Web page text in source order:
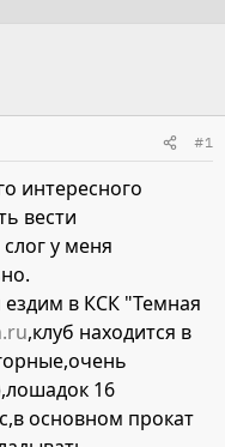
#1
интересного
вести
у меня
ездим в КСК "Темная
,клуб находится в
16
основном прокат